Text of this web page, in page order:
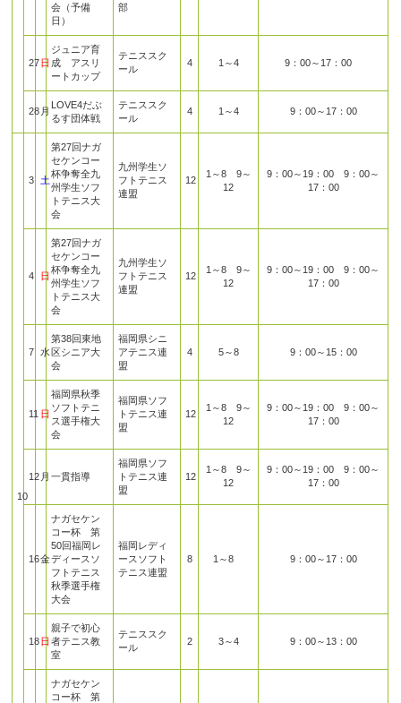
会（予備
日）
部
27日
ジュニア育
成 アスリ
ートカップ
テニススク
ール
4 1～4 9：00～17：00
28 月
LOVE4だぶ
るす団体戦
テニススク
ール
4 1～4 9：00～17：00
10
3 土
第27回ナガ
セケンコー
杯争奪全九
州学生ソフ
トテニス大
会
九州学生ソ
フトテニス
連盟
12
1～8 9～
12
9：00～19：00 9：00～
17：00
4 日
第27回ナガ
セケンコー
杯争奪全九
州学生ソフ
トテニス大
会
九州学生ソ
フトテニス
連盟
12
1～8 9～
12
9：00～19：00 9：00～
17：00
7 水
第38回東地
区シニア大
会
福岡県シニ
アテニス連
盟
4 5～8 9：00～15：00
11 日
福岡県秋季
ソフトテニ
ス選手権大
会
福岡県ソフ
トテニス連
盟
12
1～8 9～
12
9：00～19：00 9：00～
17：00
12 月 一貫指導
福岡県ソフ
トテニス連
盟
12
1～8 9～
12
9：00～19：00 9：00～
17：00
16金
ナガセケン
コー杯 第
50回福岡レ
ディースソ
フトテニス
秋季選手権
大会
福岡レディ
ースソフト
テニス連盟
8 1～8 9：00～17：00
18日
親子で初心
者テニス教
室
テニススク
ール
2 3～4 9：00～13：00
ナガセケン
コー杯 第